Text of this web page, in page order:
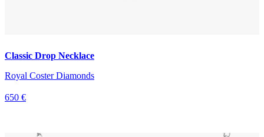
Classic Drop Necklace
Royal Coster Diamonds
650 €